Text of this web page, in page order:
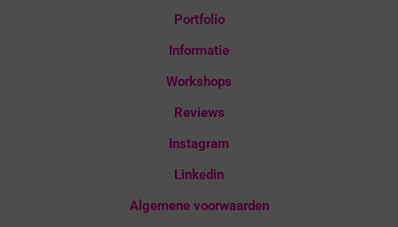
Portfolio
Informatie
Workshops
Reviews
Instagram
Linkedin
Algemene voorwaarden